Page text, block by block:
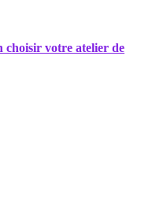
choisir votre atelier de